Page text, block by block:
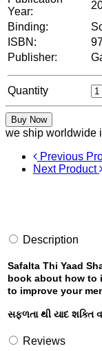
Year:
Binding:
ISBN:
Publisher:
Quantity
Buy Now
we ship worldwide
Previous
Next Product
Description
Safalta Thi Yaad
book about how to
to improve your
સફળતા થી યાદ શક્તિ
Reviews